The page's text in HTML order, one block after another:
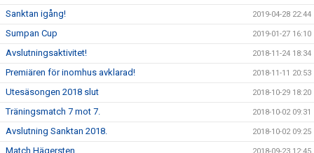
Sanktan igång! 2019-04-28 22:44
Sumpan Cup 2019-01-27 16:10
Avslutningsaktivitet! 2018-11-24 18:34
Premiären för inomhus avklarad! 2018-11-11 20:53
Utesäsongen 2018 slut 2018-10-29 18:20
Träningsmatch 7 mot 7. 2018-10-02 09:31
Avslutning Sanktan 2018. 2018-10-02 09:25
Match Hägersten